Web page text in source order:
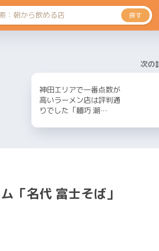
探す
次の
神田エリアで一番点数が
高いラーメン店は評判通
りでした「麺巧 潮…
「名代 富士そば」